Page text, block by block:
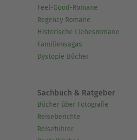
Feel-Good-Romane
Regency Romane
Historische Liebesromane
Familiensagas
Dystopie Bücher
Sachbuch & Ratgeber
Bücher über Fotografie
Reiseberichte
Reiseführer